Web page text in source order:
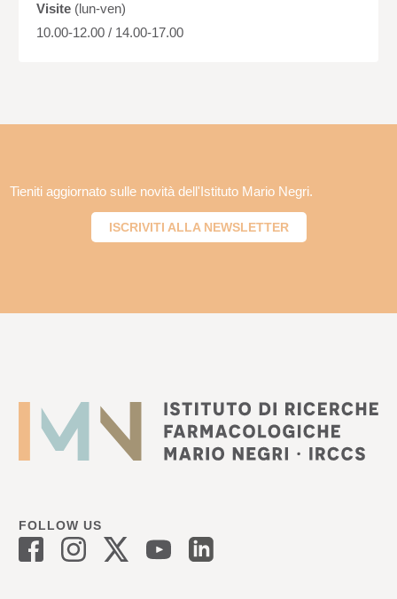
Visite (lun-ven)
10.00-12.00 / 14.00-17.00
Tieniti aggiornato sulle novità dell'Istituto Mario Negri.
ISCRIVITI ALLA NEWSLETTER
FOLLOW US